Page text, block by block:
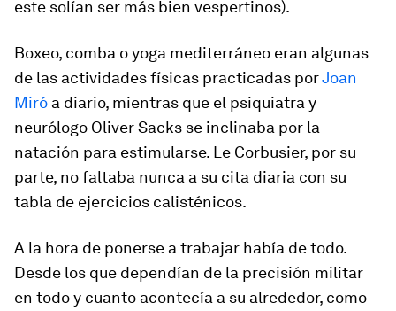
este solían ser más bien vespertinos).
Boxeo, comba o yoga mediterráneo eran algunas
de las actividades físicas practicadas porJoan
Miró a diario, mientras que el psiquiatra y
neurólogo Oliver Sacks se inclinaba por la
natación para estimularse. Le Corbusier, por su
parte, no faltaba nunca a su cita diaria con su
tabla de ejercicios calisténicos.
A la hora de ponerse a trabajar había de todo.
Desde los que dependían de la precisión militar
en todo y cuanto acontecía a su alrededor, como